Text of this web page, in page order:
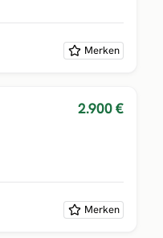
Merken
2.900 €
Merken